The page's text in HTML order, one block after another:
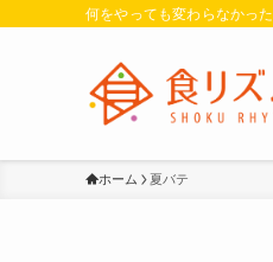
何をやっても変わらなかっ
ホーム 夏バテ